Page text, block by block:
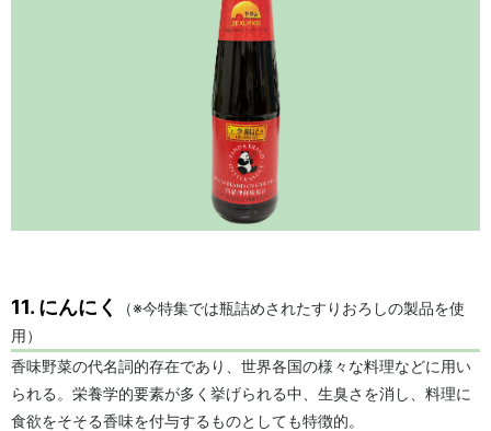
11. にんにく
（※今特集では瓶詰めされたすりおろしの製品を使
用）
香味野菜の代名詞的存在であり、世界各国の様々な料理などに用い
られる。栄養学的要素が多く挙げられる中、生臭さを消し、料理に
食欲をそそる香味を付与するものとしても特徴的。